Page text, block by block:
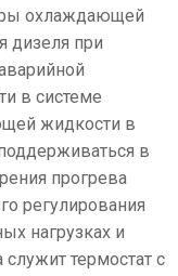
охлаждающей
дизеля при
в системе
жидкости в
в
прогрева
регулирования
нагрузках и
термостат с